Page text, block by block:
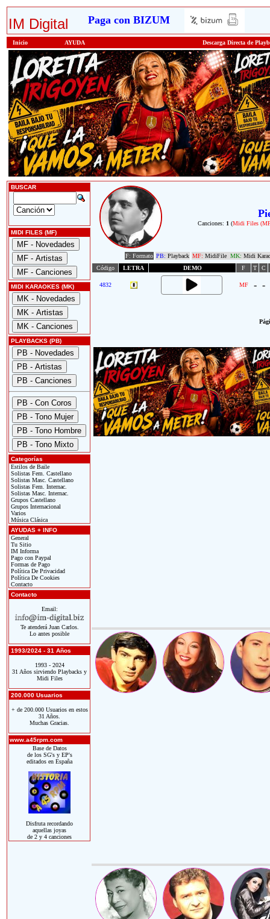
IM Digital Paga con BIZUM
Inicio AYUDA Descarga Directa de
BUSCAR
MIDI FILES (MF)
MIDI KARAOKES (MK)
PLAYBACKS (PB)
Categorías
Estilos de Baile
Solistas Fem. Castellano
Solistas Masc. Castellano
Solistas Fem. Internac.
Solistas Masc. Internac.
Grupos Castellano
Grupos Internacional
Varios
Música Clásica
AYUDAS + INFO
General
Tu Sitio
IM Informa
Pago con Paypal
Formas de Pago
Política De Privacidad
Política De Cookies
Contacto
Contacto
Email:
Te atenderá Juan Carlos.
Lo antes posible
1993/2024 - 31 Años
1993 - 2024
31 Años sirviendo Playbacks y
Midi Files
200.000 Usuarios
+ de 200.000 Usuarios en estos
31 Años.
Muchas Gracias.
www.a45rpm.com
Base de Datos
de los SG's y EP's
editados en España
Disfruta recordando
aquellas joyas
de 2 y 4 canciones
Canciones: 1 (Midi Files
F: Formato PB: Playback MF: MidiFile MK: Midi
Código
LETRA DEMO F T C
4832 MF - -